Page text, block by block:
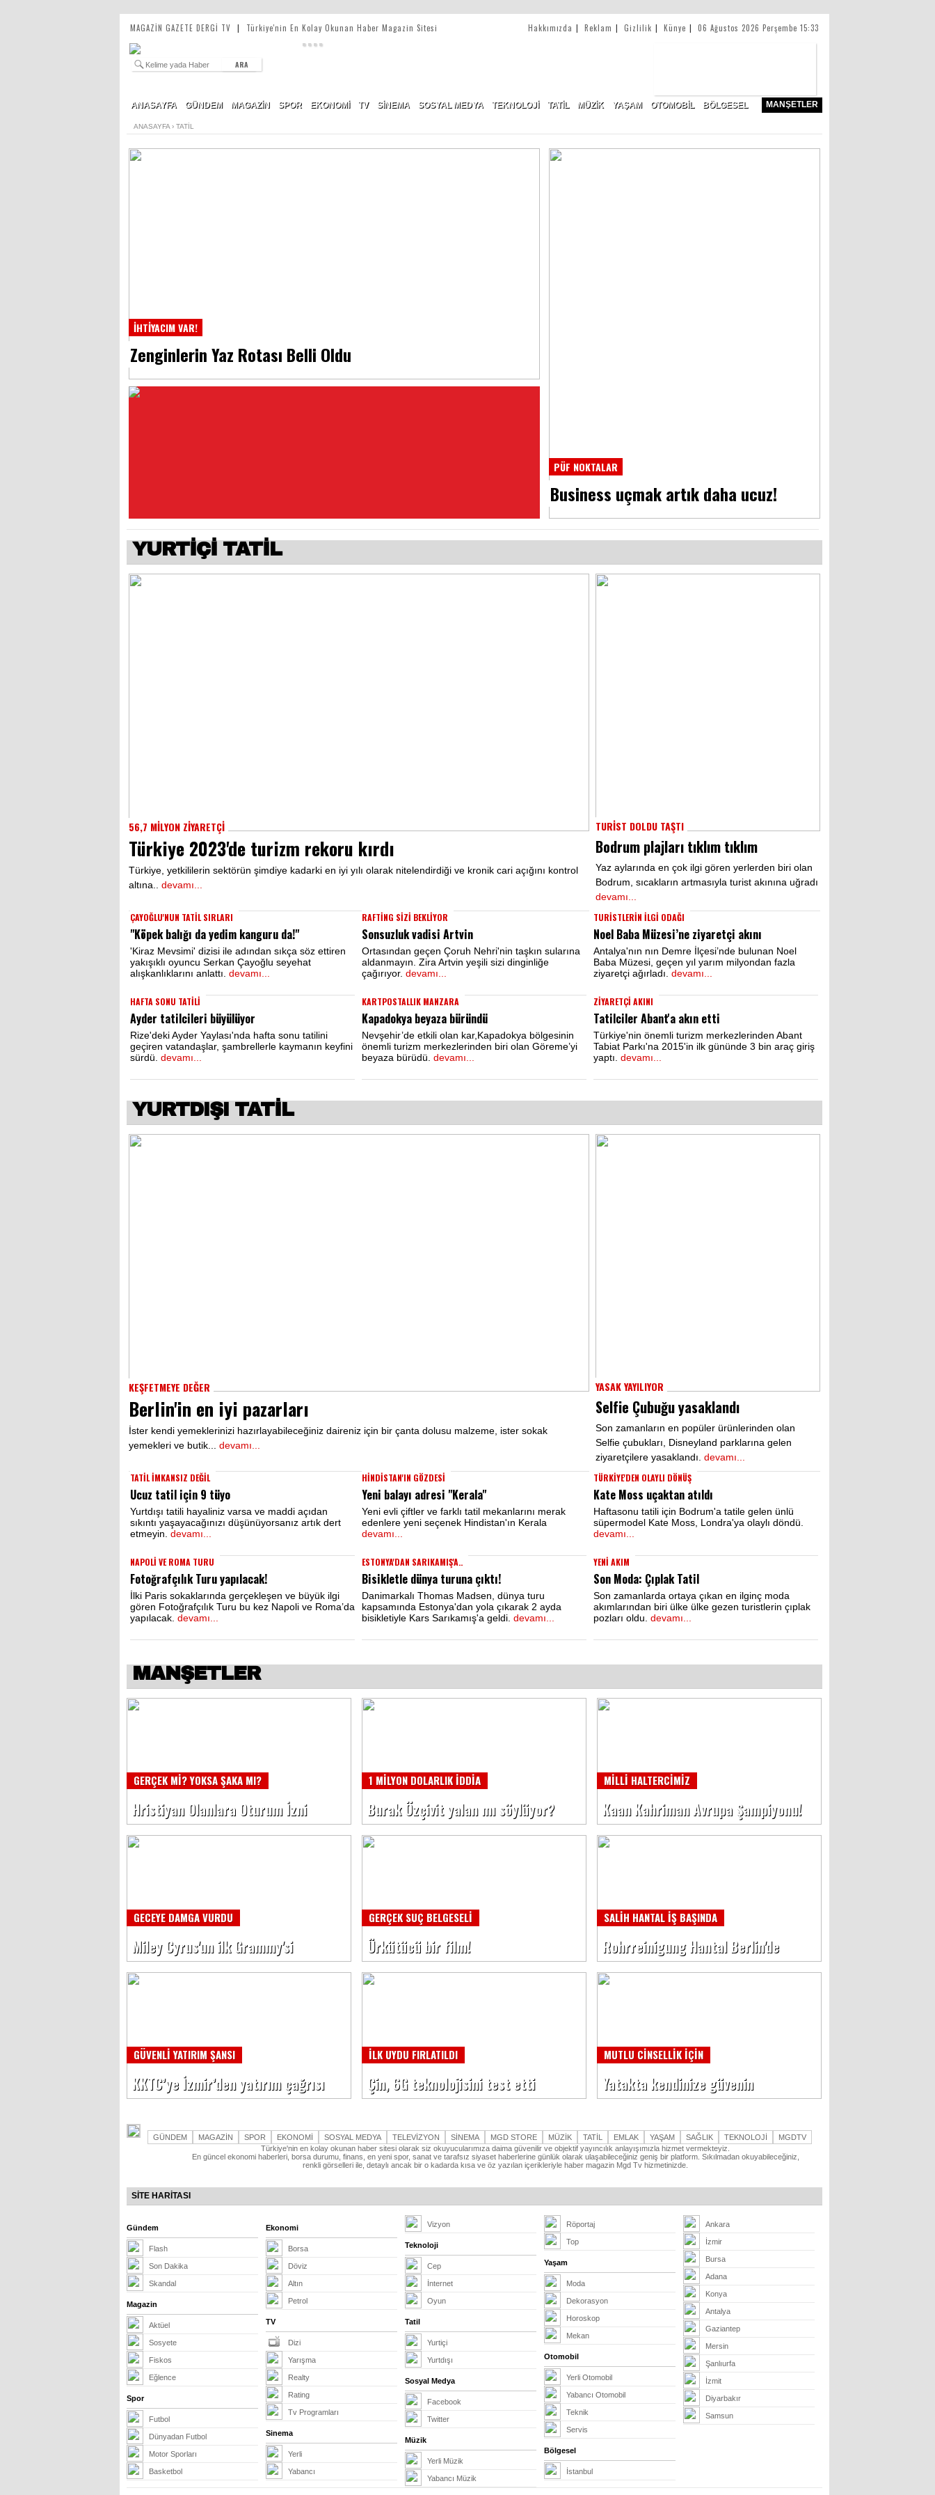
MAGAZİN GAZETE DERGİ TV | Türkiye'nin En Kolay Okunan Haber Magazin Sitesi 06 Ağustos 2026 Perşembe 15:33
Hakkımızda | Reklam | Gizlilik | Künye |
ARA
ANASAYFA GÜNDEM MAGAZİN SPOR EKONOMİ TV SİNEMA SOSYAL MEDYA TEKNOLOJİ TATİL MÜZİK YAŞAM OTOMOBİL BÖLGESEL MANŞETLER
ANASAYFA › TATİL
İHTİYACIM VAR!
Zenginlerin Yaz Rotası Belli Oldu
PÜF NOKTALAR
Business uçmak artık daha ucuz!
YURTİÇİ TATİL
TURİST DOLDU TAŞTI
Bodrum plajları tıklım tıklım
Yaz aylarında en çok ilgi gören yerlerden biri olan
Bodrum, sıcakların artmasıyla turist akınına uğradı
devamı...
56,7 MİLYON ZİYARETÇİ
Türkiye 2023'de turizm rekoru kırdı
Türkiye, yetkililerin sektörün şimdiye kadarki en iyi yılı olarak nitelendirdiği ve kronik cari açığını kontrol
altına.. devamı...
ÇAYOĞLU'NUN TATİL SIRLARI
"Köpek balığı da yedim kanguru da!"
'Kiraz Mevsimi' dizisi ile adından sıkça söz ettiren
yakışıklı oyuncu Serkan Çayoğlu seyehat
alışkanlıklarını anlattı. devamı...
RAFTİNG SİZİ BEKLİYOR
Sonsuzluk vadisi Artvin
Ortasından geçen Çoruh Nehri'nin taşkın sularına
aldanmayın. Zira Artvin yeşili sizi dinginliğe
çağırıyor. devamı...
TURİSTLERİN İLGİ ODAĞI
Noel Baba Müzesi’ne ziyaretçi akını
Antalya'nın nın Demre İlçesi’nde bulunan Noel
Baba Müzesi, geçen yıl yarım milyondan fazla
ziyaretçi ağırladı. devamı...
HAFTA SONU TATİLİ
Ayder tatilcileri büyülüyor
Rize'deki Ayder Yaylası'nda hafta sonu tatilini
geçiren vatandaşlar, şambrellerle kaymanın keyfini
sürdü. devamı...
KARTPOSTALLIK MANZARA
Kapadokya beyaza büründü
Nevşehir’de etkili olan kar,Kapadokya bölgesinin
önemli turizm merkezlerinden biri olan Göreme’yi
beyaza bürüdü. devamı...
ZİYARETÇİ AKINI
Tatilciler Abant'a akın etti
Türkiye'nin önemli turizm merkezlerinden Abant
Tabiat Parkı'na 2015'in ilk gününde 3 bin araç giriş
yaptı. devamı...
YURTDIŞI TATİL
YASAK YAYILIYOR
Selfie Çubuğu yasaklandı
Son zamanların en popüler ürünlerinden olan
Selfie çubukları, Disneyland parklarına gelen
ziyaretçilere yasaklandı. devamı...
KEŞFETMEYE DEĞER
Berlin'in en iyi pazarları
İster kendi yemeklerinizi hazırlayabileceğiniz daireniz için bir çanta dolusu malzeme, ister sokak
yemekleri ve butik... devamı...
TATİL İMKANSIZ DEĞİL
Ucuz tatil için 9 tüyo
Yurtdışı tatili hayaliniz varsa ve maddi açıdan
sıkıntı yaşayacağınızı düşünüyorsanız artık dert
etmeyin. devamı...
HİNDİSTAN'IN GÖZDESİ
Yeni balayı adresi "Kerala"
Yeni evli çiftler ve farklı tatil mekanlarını merak
edenlere yeni seçenek Hindistan'ın Kerala
devamı...
TÜRKİYE'DEN OLAYLI DÖNÜŞ
Kate Moss uçaktan atıldı
Haftasonu tatili için Bodrum'a tatile gelen ünlü
süpermodel Kate Moss, Londra'ya olaylı döndü.
devamı...
NAPOLİ VE ROMA TURU
Fotoğrafçılık Turu yapılacak!
İlki Paris sokaklarında gerçekleşen ve büyük ilgi
gören Fotoğrafçılık Turu bu kez Napoli ve Roma’da
yapılacak. devamı...
ESTONYA'DAN SARIKAMIŞ'A..
Bisikletle dünya turuna çıktı!
Danimarkalı Thomas Madsen, dünya turu
kapsamında Estonya'dan yola çıkarak 2 ayda
bisikletiyle Kars Sarıkamış'a geldi. devamı...
YENİ AKIM
Son Moda: Çıplak Tatil
Son zamanlarda ortaya çıkan en ilginç moda
akımlarından biri ülke ülke gezen turistlerin çıplak
pozları oldu. devamı...
MANŞETLER
GERÇEK Mİ? YOKSA ŞAKA MI?
Hristiyan Olanlara Oturum İzni
1 MİLYON DOLARLIK İDDİA
Burak Özçivit yalan mı söylüyor?
MİLLİ HALTERCİMİZ
Kaan Kahriman Avrupa Şampiyonu!
GECEYE DAMGA VURDU
Miley Cyrus'un ilk Grammy'si
GERÇEK SUÇ BELGESELİ
Ürkütücü bir film!
SALİH HANTAL İŞ BAŞINDA
Rohrreinigung Hantal Berlin'de
GÜVENLİ YATIRIM ŞANSI
KKTC’ye İzmir’den yatırım çağrısı
İLK UYDU FIRLATILDI
Çin, 6G teknolojisini test etti
MUTLU CİNSELLİK İÇİN
Yatakta kendinize güvenin
GÜNDEM MAGAZİN SPOR EKONOMİ SOSYAL MEDYA TELEVİZYON SİNEMA MGD STORE MÜZİK TATİL EMLAK YAŞAM SAĞLIK TEKNOLOJİ
MGDTV
Türkiye'nin en kolay okunan haber sitesi olarak siz okuyucularımıza daima güvenilir ve objektif yayıncılık anlayışımızla hizmet vermekteyiz.
En güncel ekonomi haberleri, borsa durumu, finans, en yeni spor, sanat ve tarafsız siyaset haberlerine günlük olarak ulaşabileceğiniz geniş bir platform. Sıkılmadan okuyabileceğiniz,
renkli görselleri ile, detaylı ancak bir o kadarda kısa ve öz yazılan içerikleriyle haber magazin Mgd Tv hizmetinizde.
SİTE HARİTASI
Gündem
Flash
Son Dakika
Skandal
Magazin
Aktüel
Sosyete
Fiskos
Eğlence
Spor
Futbol
Dünyadan Futbol
Motor Sporları
Basketbol
Ekonomi
Borsa
Döviz
Altın
Petrol
TV
Dizi
Yarışma
Realty
Rating
Tv Programları
Sinema
Yerli
Yabancı
Vizyon
Teknoloji
Cep
İnternet
Oyun
Tatil
Yurtiçi
Yurtdışı
Sosyal Medya
Facebook
Twitter
Müzik
Yerli Müzik
Yabancı Müzik
Röportaj
Top
Yaşam
Moda
Dekorasyon
Horoskop
Mekan
Otomobil
Yerli Otomobil
Yabancı Otomobil
Teknik
Servis
Bölgesel
İstanbul
Ankara
İzmir
Bursa
Adana
Konya
Antalya
Gaziantep
Mersin
Şanlıurfa
İzmit
Diyarbakır
Samsun